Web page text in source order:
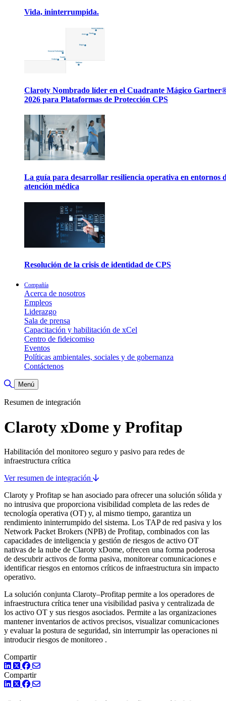
Vida, ininterrumpida.
Claroty Nombrado líder en el Cuadrante Mágico
2026 para Plataformas de Protección CPS
La guía para desarrollar resiliencia operativa en entornos
atención médica
Resolución de la crisis de identidad de CPS
Compañía
Acerca de nosotros
Empleos
Liderazgo
Sala de prensa
Capacitación y habilitación de xCel
Centro de fideicomiso
Eventos
Políticas ambientales, sociales y de gobernanza
Contáctenos
Alternar búsqueda
Menú
Resumen de integración
Claroty xDome y Profitap
Habilitación del monitoreo seguro y pasivo para redes de
infraestructura crítica
Ver resumen de integración
Claroty y Profitap se han asociado para ofrecer una solución sólida y
no intrusiva que proporciona visibilidad completa de las redes de
tecnología operativa (OT) y, al mismo tiempo, garantiza un
rendimiento ininterrumpido del sistema. Los TAP de red pasiva y los
Network Packet Brokers (NPB) de Profitap, combinados con las
capacidades de inteligencia y gestión de riesgos de activo OT
nativas de la nube de Claroty xDome, ofrecen una forma poderosa
de descubrir activos de forma pasiva, monitorear comunicaciones e
identificar riesgos en entornos críticos de infraestructura sin impacto
operativo.
La solución conjunta Claroty–Profitap permite a los operadores de
infraestructura crítica tener una visibilidad pasiva y centralizada de
los activo OT y sus riesgos asociados. Permite a las organizaciones
mantener inventarios de activos precisos, visualizar comunicaciones
y evaluar la postura de seguridad, sin interrumpir las operaciones ni
introducir riesgos de monitoreo .
Compartir
LinkedIn
TwitterFacebook
Compartir
LinkedIn
TwitterFacebook